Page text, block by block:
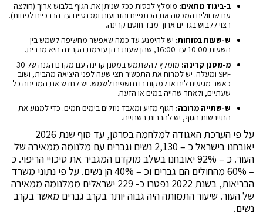
ב-ביגוד מתאים: מומלץ לכסות ככל שניתן את הגוף בלבוש ארוך (חולצה
עם שרוולים המכסה את הכתפיים והזרועות ומכנסיים עד הברכיים לפחות).
רצוי ללבוש בגד ים ארוך מבד חוסם קרינה.
ש-שעות בטוחות: יש להימנע עד כמה שאפשר מחשיפה לשמש בין
השעות 10:00 עד 16:00, שהן שעות בהן עוצמת הקרינה היא מרבית.
מ-מסנן קרינה:
מומלץ להשתמש במסנן קרינה עם מקדם הגנה של 30
SPF ומעלה. יש למרוח את התכשיר חצי שעה לפני היציאה מהבית, ושוב
כאשר מגיעים לים או למקום בו נחשפים לשמש. יש לחדש את המריחה כל
שעתיים, ולאחר שהייה במים או הזעה.
ש-שתייה מרובה: הגוף מזיע ומאבד נוזלים בימים חמים. כדי למנוע את
התייבשות הגוף, יש להרבות בשתייה.
על פי הערכת האגודה למלחמה בסרטן, עד סוף שנת 2026
יאובחנו בישראל כ – 2,130 נשים וגברים עם מלנומה ממאירה של
העור. כ – 92% יאובחנו בשלב מוקדם המגביר את סיכויי הריפוי. כ
– 60% מהחולים הם גברים וכ – 40% הן נשים. על פי נתוני משרד
הבריאות, בשנת 2022 נפטרו כ- 229 ישראלים ממלנומה ממאירה
של העור. שיעור התמותה היה גבוה יותר בקרב גברים מאשר בקרב
נשים.